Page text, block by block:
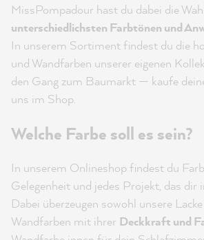
MissPompadour hast du dabei die
unterschiedlichsten Farbtönen und
In unserem Sortiment findest du die
und Wandfarben unserer eigenen
den Gang zum Baumarkt — kaufe
uns im Shop.
Welche Farbe soll es sein?
In unserem Onlineshop findest du
Gelegenheit und jedes Projekt, das dir
Dabei überzeugen sowohl unsere
Wandfarben mit ihrer Deckkraft und